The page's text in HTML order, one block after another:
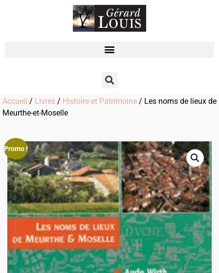
Accueil / Livres / Histoire et Patrimoine / Les noms de lieux de
Meurthe-et-Moselle
Promo !